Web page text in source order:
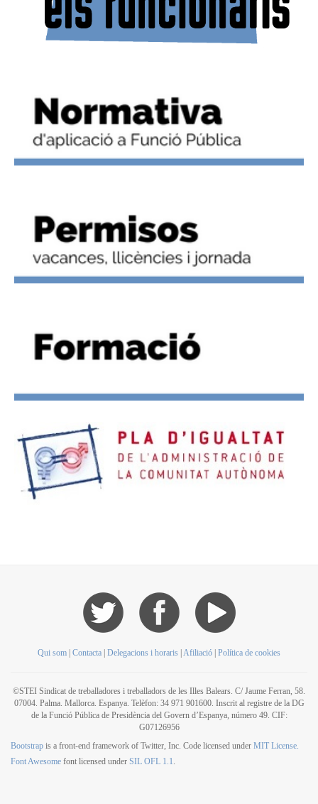
Qui som Contacta Delegacions i horaris Afiliació Política de cookies
©STEI Sindicat de treballadores i treballadors de les Illes Balears. C/ Jaume Ferran, 58.
07004. Palma. Mallorca. Espanya. Telèfon: 34 971 901600. Inscrit al registre de la DG
de la Funció Pública de Presidència del Govern d’Espanya, número 49. CIF:
G07126956
Bootstrap is a front-end framework of Twitter, Inc. Code licensed under MIT License.
Font Awesome font licensed under SIL OFL 1.1.